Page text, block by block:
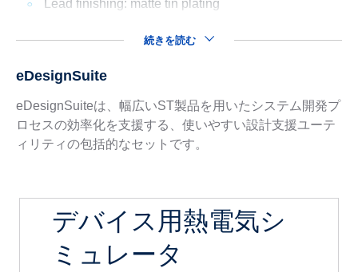
Lead finishing: matte tin plating
続きを読む
eDesignSuite
eDesignSuiteは、幅広いST製品を用いたシステム開発プ
ロセスの効率化を支援する、使いやすい設計支援ユーテ
ィリティの包括的なセットです。
デバイス用熱電気シ
ミュレータ